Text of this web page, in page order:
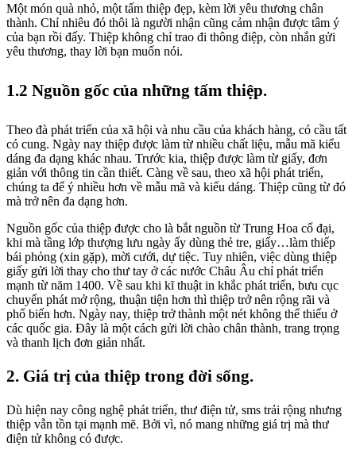
Một món quà nhỏ, một tấm thiệp đẹp, kèm lời yêu thương chân
thành. Chỉ nhiêu đó thôi là người nhận cũng cảm nhận được tâm ý
của bạn rồi đấy. Thiệp không chỉ trao đi thông điệp, còn nhắn gửi
yêu thương, thay lời bạn muốn nói.
1.2 Nguồn gốc của những tấm thiệp.
Theo đà phát triển của xã hội và nhu cầu của khách hàng, có cầu tất
có cung. Ngày nay thiệp được làm từ nhiều chất liệu, mẫu mã kiểu
dáng đa dạng khác nhau. Trước kia, thiệp được làm từ giấy, đơn
giản với thông tin cần thiết. Càng về sau, theo xã hội phát triển,
chúng ta để ý nhiều hơn về mẫu mã và kiểu dáng. Thiệp cũng từ đó
mà trở nên đa dạng hơn.
Nguồn gốc của thiệp được cho là bắt nguồn từ Trung Hoa cổ đại,
khi mà tầng lớp thượng lưu ngày ấy dùng thẻ tre, giấy…làm thiếp
bái phỏng (xin gặp), mời cưới, dự tiệc. Tuy nhiên, việc dùng thiệp
giấy gửi lời thay cho thư tay ở các nước Châu Âu chỉ phát triển
mạnh từ năm 1400. Về sau khi kĩ thuật in khắc phát triển, bưu cục
chuyển phát mở rộng, thuận tiện hơn thì thiệp trở nên rộng rãi và
phổ biến hơn. Ngày nay, thiệp trở thành một nét không thể thiếu ở
các quốc gia. Đây là một cách gửi lời chào chân thành, trang trọng
và thanh lịch đơn giản nhất.
2. Giá trị của thiệp trong đời sống.
Dù hiện nay công nghệ phát triển, thư điện tử, sms trải rộng nhưng
thiệp vẫn tồn tại mạnh mẽ. Bởi vì, nó mang những giá trị mà thư
điện tử không có được.